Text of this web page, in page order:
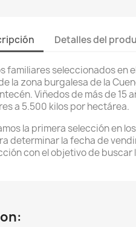
Detalles del
familiares seleccionados en
la zona burgalesa de la
Viñedos de más de 15
a 5.500 kilos por hectárea.
la primera selección en
determinar la fecha de
con el objetivo de